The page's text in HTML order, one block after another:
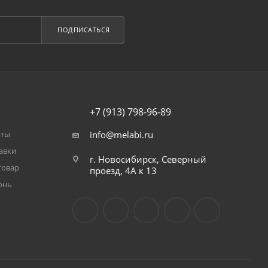
ПОДПИСАТЬСЯ
+7 (913) 798-96-89
info@melabi.ru
г. Новосибирск, Северный
проезд, 4А к 13